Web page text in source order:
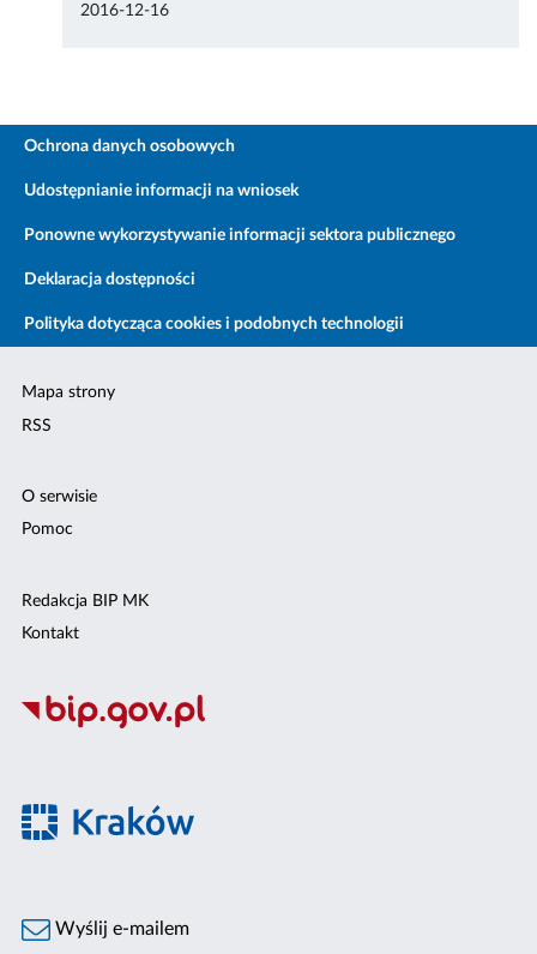
2016-12-16
Ochrona danych osobowych
Udostępnianie informacji na wniosek
Ponowne wykorzystywanie informacji sektora publicznego
Deklaracja dostępności
Polityka dotycząca cookies i podobnych technologii
Mapa strony
RSS
O serwisie
Pomoc
Redakcja BIP MK
Kontakt
Wyślij e-mailem